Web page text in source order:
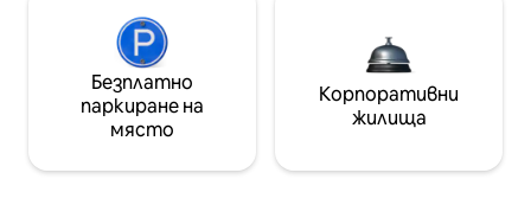
Безплатно
паркиране на
място
Корпоративни
жилища